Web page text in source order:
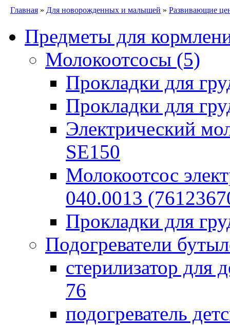
Главная » Для новорожденных и малышей » Развивающие
Предметы для
Молокоотсосы (5)
Прокладки для
Прокладки для
Электрический
SE150
Молокоотсос
040.0013
Прокладки для
Подогреватели
стерилизатор для
76
подогреватель